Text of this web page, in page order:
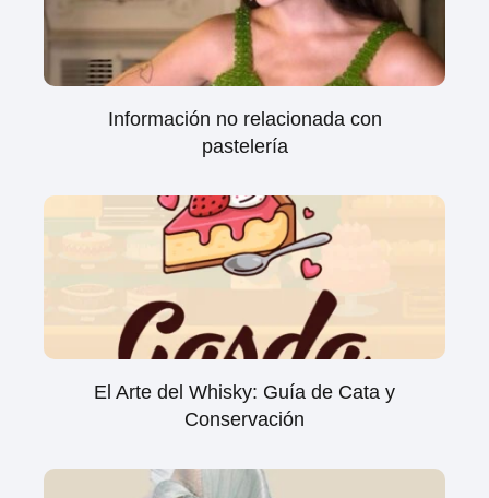
Información no relacionada con
pastelería
El Arte del Whisky: Guía de Cata y
Conservación